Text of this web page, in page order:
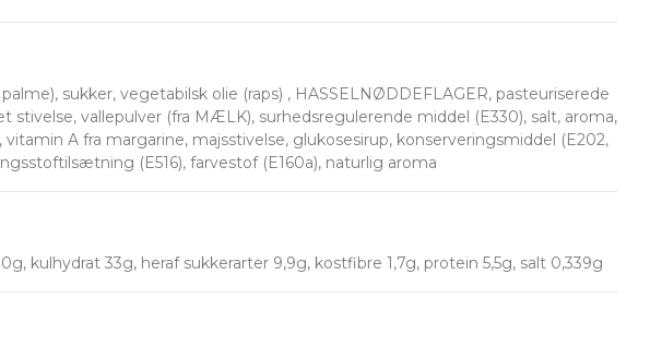
sukker, vegetabilsk olie (raps) , HASSELNØDDEFLAGER, pasteuriserede
stivelse, vallepulver (fra MÆLK), surhedsregulerende middel (E330), salt, aroma,
A fra margarine, majsstivelse, glukosesirup, konserveringsmiddel (E202,
(E516), farvestof (E160a), naturlig aroma
kulhydrat 33g, heraf sukkerarter 9,9g, kostfibre 1,7g, protein 5,5g, salt 0,339g